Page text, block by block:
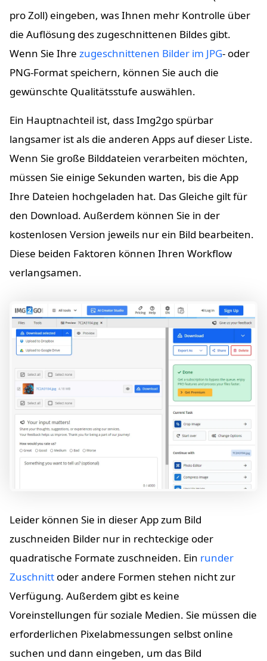
pro Zoll) eingeben, was Ihnen mehr Kontrolle über
die Auflösung des zugeschnittenen Bildes gibt.
Wenn Sie Ihre zugeschnittenen Bilder im JPG- oder
PNG-Format speichern, können Sie auch die
gewünschte Qualitätsstufe auswählen.
Ein Hauptnachteil ist, dass Img2go spürbar
langsamer ist als die anderen Apps auf dieser Liste.
Wenn Sie große Bilddateien verarbeiten möchten,
müssen Sie einige Sekunden warten, bis die App
Ihre Dateien hochgeladen hat. Das Gleiche gilt für
den Download. Außerdem können Sie in der
kostenlosen Version jeweils nur ein Bild bearbeiten.
Diese beiden Faktoren können Ihren Workflow
verlangsamen.
Leider können Sie in dieser App zum Bild
zuschneiden Bilder nur in rechteckige oder
quadratische Formate zuschneiden. Ein runder
Zuschnitt oder andere Formen stehen nicht zur
Verfügung. Außerdem gibt es keine
Voreinstellungen für soziale Medien. Sie müssen die
erforderlichen Pixelabmessungen selbst online
suchen und dann eingeben, um das Bild